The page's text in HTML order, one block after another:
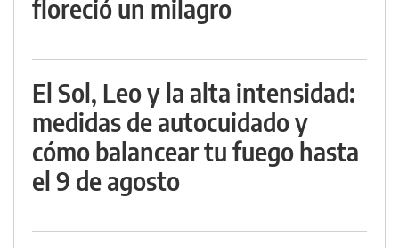
floreció un milagro
El Sol, Leo y la alta intensidad:
medidas de autocuidado y
cómo balancear tu fuego hasta
el 9 de agosto